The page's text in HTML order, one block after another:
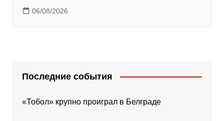
06/08/2026
Последние события
«Тобол» крупно проиграл в Белграде